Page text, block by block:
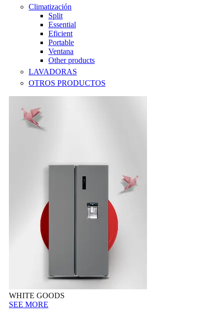
Climatización
Split
Essential
Eficient
Portable
Ventana
Other products
LAVADORAS
OTROS PRODUCTOS
WHITE GOODS
SEE MORE